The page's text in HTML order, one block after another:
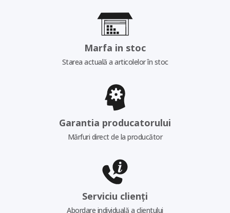
Marfa in stoc
Starea actuală a articolelor în stoc
Garantia producatorului
Mărfuri direct de la producător
Serviciu clienți
Abordare individuală a clientului